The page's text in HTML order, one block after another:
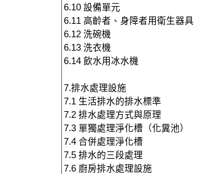
6.10 設備單元
6.11 高齡者、身障者用衛生器具
6.12 洗碗機
6.13 洗衣機
6.14 飲水用冰水機
7.排水處理設施
7.1 生活排水的排水標準
7.2 排水處理方式與原理
7.3 單獨處理淨化槽（化糞池）
7.4 合併處理淨化槽
7.5 排水的三段處理
7.6 廚房排水處理設施